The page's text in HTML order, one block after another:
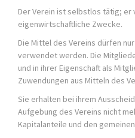
Der Verein ist selbstlos tätig;
eigenwirtschaftliche Zwecke.
Die Mittel des Vereins dürfen
verwendet werden. Die
und in ihrer Eigenschaft als
Zuwendungen aus Mitteln des
Sie erhalten bei ihrem
Aufgebung des Vereins nicht
Kapitalanteile und den